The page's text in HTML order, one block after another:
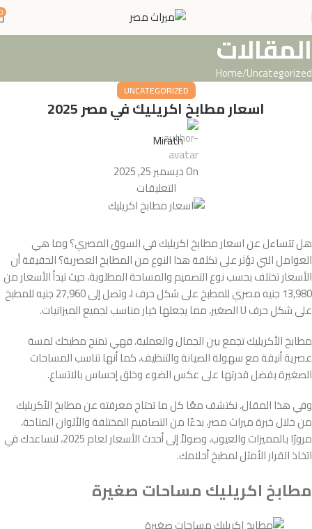
المقالات
Home Uncategorized
UNCATEGORIZED
اسعار مطابخ اكريليك في مصر 2025
Mirath
On ديسمبر 25, 2025
التعليقات
هل تتساءل عن اسعار مطابخ اكريليك في السوق المصري؟ وما هي
العوامل التي تؤثر على تكلفة هذا النوع من المطابخ العصرية؟ الحقيقة أن
الأسعار تختلف بحسب نوع التصميم والمساحة المطلوبة، حيث تبدأ الأسعار من
13,980 جنيه مصري للمطبخ على شكل حرف I، وتصل إلى 27,960 جنيه للمطبخ
على شكل حرف U الصغير، مما يجعلها خيار مناسب لجميع الميزانيات.
مطابخ الأكريليك تجمع بين الجمال والعملية، فهي تمنح مطبخك لمسة
عصرية أنيقة مع سهولة الصيانة والتنظيف، كما أنها تناسب المساحات
الصغيرة بفضل قدرتها على عكس الضوء وخلق إحساس بالاتساع.
وفي هذا المقال، نكتشف معًا كل ما تحتاج معرفته عن مطابخ الأكريليك
من خلال خبرة ميراث مصر، بدءًا من التصاميم المختلفة والألوان المتاحة،
مرورًا بالمميزات والعيوب، وصولاً إلى أحدث الأسعار لعام 2025، لنساعدك في
اتخاذ القرار الأمثل لمطبخ أحلامك.
مطابخ اكريليك مساحات صغيرة